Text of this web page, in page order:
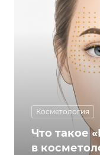
Косметология
Что такое
в